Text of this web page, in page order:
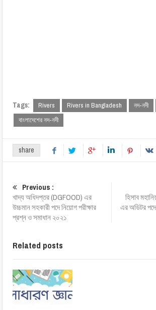
Tags: Rivers Rivers in Bangladesh নদ-নদী
বাংলাদেশের নদ-নদী
share
Previous :
খাদ্য অধিদপ্তর (DGFOOD) এর
উচ্চমান সহকারী পদে নিয়োগ পরীক্ষার
প্রশ্ন ও সমাধান ২০২১
হিসাব
এর অডিটর
Related posts